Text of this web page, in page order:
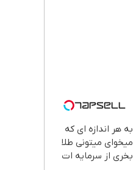
به هر اندازه ای که
میخوای میتونی طلا
بخری از سرمایه ات